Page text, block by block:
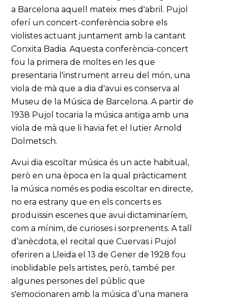
a Barcelona aquell mateix mes d'abril. Pujol
oferí un concert-conferència sobre els
violistes actuant juntament amb la cantant
Conxita Badia. Aquesta conferència-concert
fou la primera de moltes en les que
presentaria l'instrument arreu del món, una
viola de mà que a dia d'avui es conserva al
Museu de la Música de Barcelona. A partir de
1938 Pujol tocaria la música antiga amb una
viola de mà que li havia fet el lutier Arnold
Dolmetsch.
Avui dia escoltar música és un acte habitual,
però en una època en la qual pràcticament
la música només es podia escoltar en directe,
no era estrany que en els concerts es
produïssin escenes que avui dictaminaríem,
com a mínim, de curioses i sorprenents. A tall
d’anècdota, el recital que Cuervas i Pujol
oferiren a Lleida el 13 de Gener de 1928 fou
inoblidable pels artistes, però, també per
algunes persones del públic que
s'emocionaren amb la música d’una manera